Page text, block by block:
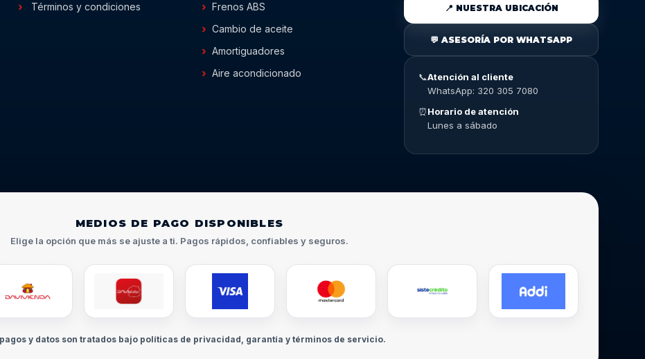
Términos y condiciones
Frenos ABS
Cambio de aceite
Amortiguadores
Aire acondicionado
📍 NUESTRA UBICACIÓN
💬 ASESORÍA POR WHATSAPP
📞Atención al cliente
WhatsApp: 320 305 7080
⏰Horario de atención
Lunes a sábado
MEDIOS DE PAGO DISPONIBLES
Elige la opción que más se ajuste a ti. Pagos rápidos, confiables y seguros.
pagos y datos son tratados bajo políticas de privacidad, garantía y términos de servicio.